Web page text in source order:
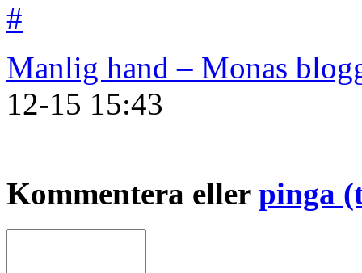
#
Manlig hand – Monas
12-15 15:43
Kommentera eller pinga